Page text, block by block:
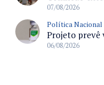
07/08/2026
Política Nacional
06/08/2026